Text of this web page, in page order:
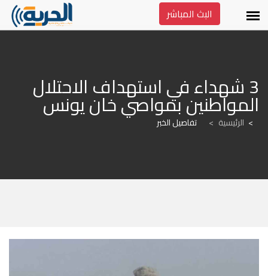
البث المباشر
المواطنين بمواصي خان يونس
الرئيسية > تفاصيل الخبر